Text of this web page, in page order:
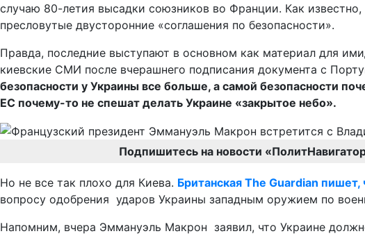
случаю 80-летия высадки союзников во Франции. Как
пресловутые двусторонние «соглашения по безопасности».
Правда, последние выступают в основном как материал для
киевские СМИ после вчерашнего подписания документа с
безопасности у Украины все больше, а самой безопасности
ЕС почему-то не спешат делать Украине «закрытое небо».
Подпишитесь на новости
Но не все так плохо для Киева. Британская The Guardian
вопросу одобрения ударов Украины западным оружием по
Напомним, вчера Эммануэль Макрон заявил, что Украине